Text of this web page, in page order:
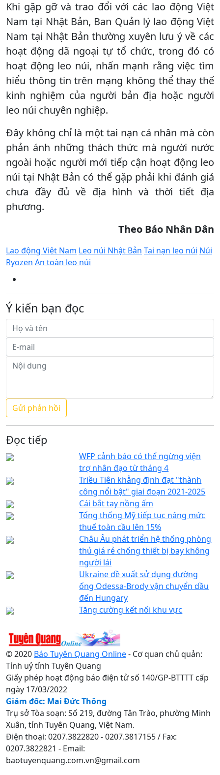
Khi gặp gỡ và trao đổi với các lao động Việt
Nam tại Nhật Bản, Ban Quản lý lao động Việt
Nam tại Nhật Bản thường xuyên lưu ý về các
hoạt động dã ngoại tự tổ chức, trong đó có
hoạt động leo núi, nhấn mạnh rằng việc tìm
hiểu thông tin trên mạng không thể thay thế
kinh nghiệm của người bản địa hoặc người
leo núi chuyên nghiệp.
Đây không chỉ là một tai nạn cá nhân mà còn
phản ánh những thách thức mà người nước
ngoài hoặc người mới tiếp cận hoạt động leo
núi tại Nhật Bản có thể gặp phải khi đánh giá
chưa đầy đủ về địa hình và thời tiết địa
phương.
Theo Báo Nhân Dân
Lao động Việt Nam Leo núi Nhật Bản Tai nạn leo núi Núi
Ryozen An toàn leo núi
Ý kiến bạn đọc
Đọc tiếp
WFP cảnh báo có thể ngừng viện
trợ nhân đạo từ tháng 4
Triều Tiên khẳng định đạt "thành
công nổi bật" giai đoạn 2021-2025
Cái bắt tay nồng ấm
Tổng thống Mỹ tiếp tục nâng mức
thuế toàn cầu lên 15%
Châu Âu phát triển hệ thống phòng
thủ giá rẻ chống thiết bị bay không
người lái
Ukraine đề xuất sử dụng đường
ống Odessa-Brody vận chuyển dầu
đến Hungary
Tăng cường kết nối khu vực
© 2020 Báo Tuyên Quang Online- Cơ quan chủ quản:
Tỉnh uỷ tỉnh Tuyên Quang
Giấy phép hoạt động báo điện tử số 140/GP-BTTTT cấp
ngày 17/03/2022
Giám đốc: Mai Đức Thông
Trụ sở Tòa soạn: Số 219, đường Tân Trào, phường Minh
Xuân, tỉnh Tuyên Quang, Việt Nam.
Điện thoại: 0207.3822820 - 0207.3817155 / Fax:
0207.3822821 - Email:
baotuyenquang.com.vn@gmail.com